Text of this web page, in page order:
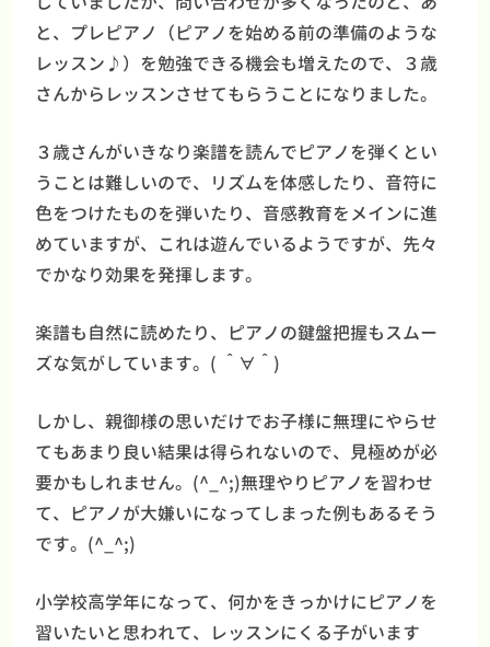
と、プレピアノ（ピアノを始める前の準備のような
レッスン♪）を勉強できる機会も増えたので、３歳
さんからレッスンさせてもらうことになりました。
３歳さんがいきなり楽譜を読んでピアノを弾くとい
うことは難しいので、リズムを体感したり、音符に
色をつけたものを弾いたり、音感教育をメインに進
めていますが、これは遊んでいるようですが、先々
でかなり効果を発揮します。
楽譜も自然に読めたり、ピアノの鍵盤把握もスムー
ズな気がしています。( ＾∀＾)
しかし、親御様の思いだけでお子様に無理にやらせ
てもあまり良い結果は得られないので、見極めが必
要かもしれません。(^_^;)無理やりピアノを習わせ
て、ピアノが大嫌いになってしまった例もあるそう
です。(^_^;)
小学校高学年になって、何かをきっかけにピアノを
習いたいと思われて、レッスンにくる子がいます